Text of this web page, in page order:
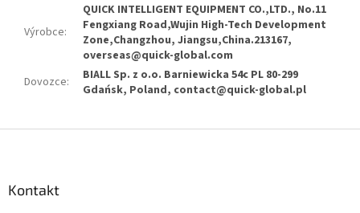
Výrobce:
QUICK INTELLIGENT EQUIPMENT CO.,LTD., No.11
Fengxiang Road,Wujin High-Tech Development
Zone,Changzhou, Jiangsu,China.213167,
overseas@quick-global.com
Dovozce:
BIALL Sp. z o.o. Barniewicka 54c PL 80-299
Gdańsk, Poland, contact@quick-global.pl
Kontakt